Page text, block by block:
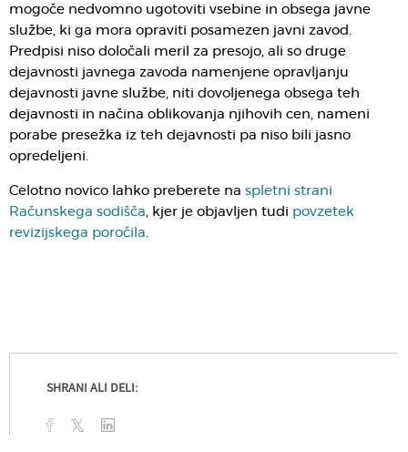
mogoče nedvomno ugotoviti vsebine in obsega javne
službe, ki ga mora opraviti posamezen javni zavod.
Predpisi niso določali meril za presojo, ali so druge
dejavnosti javnega zavoda namenjene opravljanju
dejavnosti javne službe, niti dovoljenega obsega teh
dejavnosti in načina oblikovanja njihovih cen, nameni
porabe presežka iz teh dejavnosti pa niso bili jasno
opredeljeni.
Celotno novico lahko preberete na spletni strani
Računskega sodišča , kjer je objavljen tudi povzetek
revizijskega poročila
SHRANI ALI DELI: